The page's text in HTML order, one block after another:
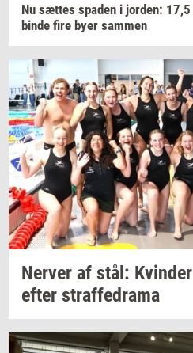
Nu sæt­tes spa­den i jor­den: 17,5
binde fire byer sam­men
Ner­ver af stål: Kvin­der
efter straf­fed­ra­ma